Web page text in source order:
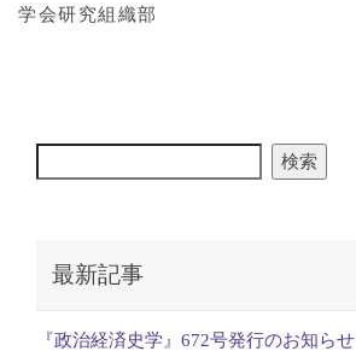
学会研究組織部
検索
最新記事
『政治経済史学』672号発行のお知らせ